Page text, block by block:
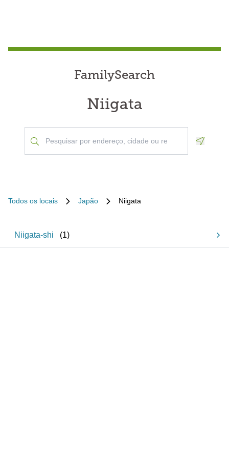
FamilySearch
Niigata
Todos os locais Japão Niigata
Niigata-shi (1)